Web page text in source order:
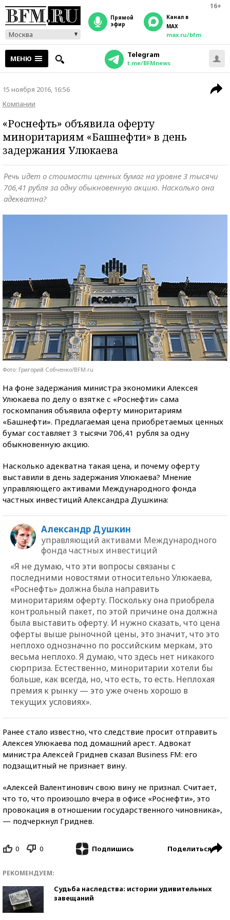
16+
Москва
прямой
эфир
Канал в
MAX
max.ru/bfm
МЕНЮ Telegram
t.me/BFMnews
15 ноября 2016, 16:56
Компании
«Роснефть» объявила оферту
миноритариям «Башнефти» в день
задержания Улюкаева
Речь идет о стоимости ценных бумаг на уровне 3 тысячи
706,41 рубля за одну обыкновенную акцию. Насколько она
адекватна?
Фото: Григорий Собченко/BFM.ru
На фоне задержания министра экономики Алексея
Улюкаева по делу о взятке с «Роснефти» сама
госкомпания объявила оферту миноритариям
«Башнефти». Предлагаемая цена приобретаемых ценных
бумаг составляет 3 тысячи 706,41 рубля за одну
обыкновенную акцию.
Насколько адекватна такая цена, и почему оферту
выставили в день задержания Улюкаева? Мнение
управляющего активами Международного фонда
частных инвестиций Александра Душкина:
Александр Душкин
управляющий активами Международного
фонда частных инвестиций
«Я не думаю, что эти вопросы связаны с
последними новостями относительно Улюкаева,
«Роснефть» должна была направить
миноритариям оферту. Поскольку она приобрела
контрольный пакет, по этой причине она должна
была выставить оферту. И нужно сказать, что цена
оферты выше рыночной цены, это значит, что это
неплохо однозначно по российским меркам, это
весьма неплохо. Я думаю, что здесь нет никакого
сюрприза. Естественно, миноритарии хотели бы
больше, как всегда, но, что есть, то есть. Неплохая
премия к рынку — это уже очень хорошо в
текущих условиях».
Ранее стало известно, что следствие просит отправить
Алексея Улюкаева под домашний арест. Адвокат
министра Алексей Гриднев сказал Business FM: его
подзащитный не признает вину.
«Алексей Валентинович свою вину не признал. Считает,
что то, что произошло вчера в офисе «Роснефти», это
провокация в отношении государственного чиновника»,
— подчеркнул Гриднев.
0 0 Подпишись Поделиться
РЕКОМЕНДУЕМ:
Судьба наследства: истории удивительных
завещаний